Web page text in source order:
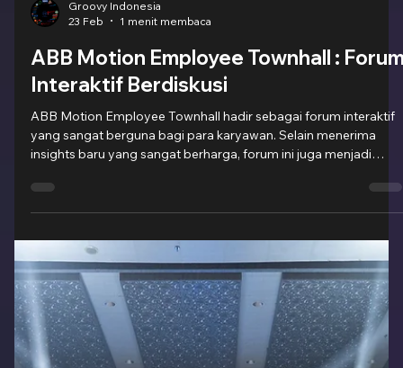
Bukan sekedar seminar biasa, tetapi seminar spesial ini
mencapai potensi maksimal mereka. Para tamu dapat
mendapatkan insight dan pengalaman yang berharga saat
mengikuti seminar ini. Dengan seminar ini, Kumon membangun
dirinya sebagai sebuah metode belaja